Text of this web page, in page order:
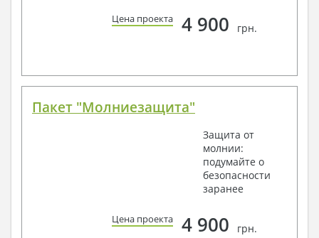
Цена проекта 4 900 грн.
Пакет "Молниезащита"
Защита от
молнии:
подумайте о
безопасности
заранее
Цена проекта 4 900 грн.